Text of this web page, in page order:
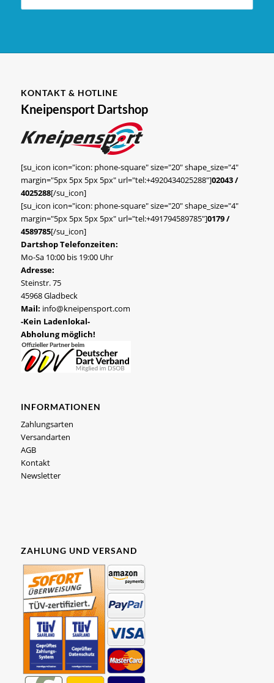
KONTAKT & HOTLINE
Kneipensport Dartshop
[su_icon icon="icon: phone-square" size="20" shape_size="4"
margin="5px 5px 5px 5px" url="tel:+4920434025288"]02043 /
4025288[/su_icon]
[su_icon icon="icon: phone-square" size="20" shape_size="4"
margin="5px 5px 5px 5px" url="tel:+491794589785"]0179 /
4589785[/su_icon]
Dartshop Telefonzeiten:
Mo-Sa 10:00 bis 19:00 Uhr
Adresse:
Steinstr. 75
45968 Gladbeck
Mail: info@kneipensport.com
-Kein Ladenlokal-
Abholung möglich!
INFORMATIONEN
Zahlungsarten
Versandarten
AGB
Kontakt
Newsletter
ZAHLUNG UND VERSAND